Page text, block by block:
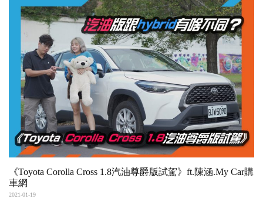
《Toyota Corolla Cross 1.8汽油尊爵版試駕》ft.陳涵.My Car購
車網
2021-01-19